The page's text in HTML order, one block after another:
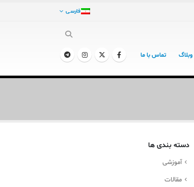
فارسی
وبلاگ تماس با ما
دسته بندی ها
آموزشی
مقالات